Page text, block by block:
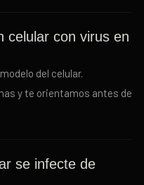
celular con virus en
del celular.
y te orientamos antes de
se infecte de